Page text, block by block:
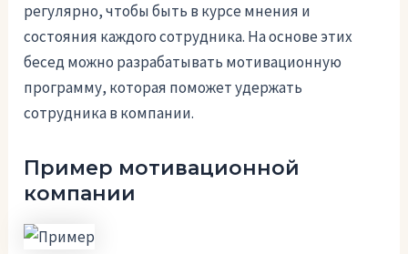
регулярно, чтобы быть в курсе мнения и
состояния каждого сотрудника. На основе этих
бесед можно разрабатывать мотивационную
программу, которая поможет удержать
сотрудника в компании.
Пример мотивационной
компании